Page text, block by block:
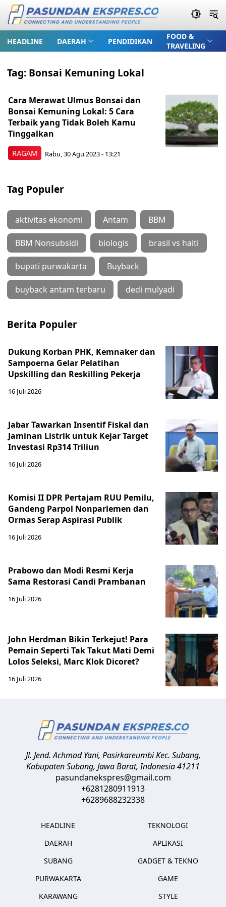
HEADLINE DAERAH PENDIDIKAN
FOOD &
TRAVELING
Tag: Bonsai Kemuning Lokal
RAGAM
Cara Merawat Ulmus Bonsai dan
Bonsai Kemuning Lokal: 5 Cara
Terbaik yang Tidak Boleh Kamu
Tinggalkan
Rabu, 30 Agu 2023 - 13:21
Tag Populer
aktivitas ekonomi Antam BBM
BBM Nonsubsidi biologis brasil vs haiti
bupati purwakarta Buyback
buyback antam terbaru dedi mulyadi
Berita Populer
Dukung Korban PHK, Kemnaker dan
Sampoerna Gelar Pelatihan
Upskilling dan Reskilling Pekerja
16 Juli 2026
Jabar Tawarkan Insentif Fiskal dan
Jaminan Listrik untuk Kejar Target
Investasi Rp314 Triliun
16 Juli 2026
Komisi II DPR Pertajam RUU Pemilu,
Gandeng Parpol Nonparlemen dan
Ormas Serap Aspirasi Publik
16 Juli 2026
Prabowo dan Modi Resmi Kerja
Sama Restorasi Candi Prambanan
16 Juli 2026
John Herdman Bikin Terkejut! Para
Pemain Seperti Tak Takut Mati Demi
Lolos Seleksi, Marc Klok Dicoret?
16 Juli 2026
Jl. Jend. Achmad Yani, Pasirkareumbi Kec. Subang,
Kabupaten Subang, Jawa Barat,Indonesia41211
pasundanekspres@gmail.com
+6281280911913
+6289688232338
HEADLINE
DAERAH
SUBANG
PURWAKARTA
KARAWANG
TEKNOLOGI
APLIKASI
GADGET & TEKNO
GAME
STYLE